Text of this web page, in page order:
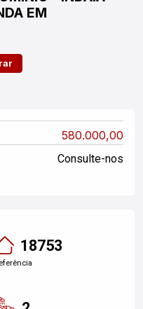
EM
580.000,00
Consulte-nos
18753